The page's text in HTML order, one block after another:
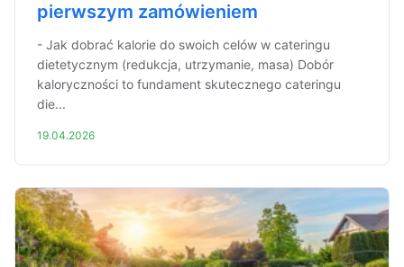
pierwszym zamówieniem
- Jak dobrać kalorie do swoich celów w cateringu
dietetycznym (redukcja, utrzymanie, masa) Dobór
kaloryczności to fundament skutecznego cateringu
die...
19.04.2026